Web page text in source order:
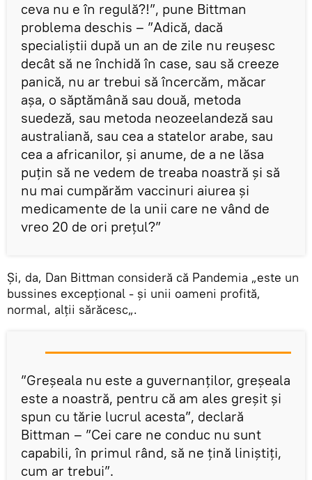
ceva nu e în regulă?!”, pune Bittman
problema deschis – ”Adică, dacă
specialiștii după un an de zile nu reușesc
decât să ne închidă în case, sau să creeze
panică, nu ar trebui să încercăm, măcar
așa, o săptămână sau două, metoda
suedeză, sau metoda neozeelandeză sau
australiană, sau cea a statelor arabe, sau
cea a africanilor, și anume, de a ne lăsa
puțin să ne vedem de treaba noastră și să
nu mai cumpărăm vaccinuri aiurea și
medicamente de la unii care ne vând de
vreo 20 de ori prețul?”
Și, da, Dan Bittman consideră că Pandemia „este un
bussines excepţional - şi unii oameni profită,
normal, alţii sărăcesc„.
”Greşeala nu este a guvernanţilor, greşeala
este a noastră, pentru că am ales greşit şi
spun cu tărie lucrul acesta”, declară
Bittman – ”Cei care ne conduc nu sunt
capabili, în primul rând, să ne țină liniștiți,
cum ar trebui”.